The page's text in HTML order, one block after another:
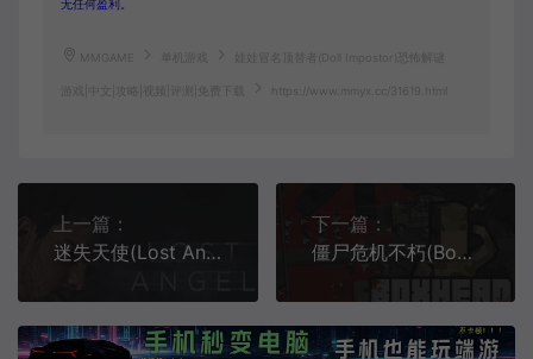
无任何盈利。
MMGAME 娃娃冒名顶替者(Doll Impostor)恐怖解谜
游戏|中文|攻略|视频|评测|免费下载 https://www.mmyx.cc/31619.html
上一篇：
迷失天使(Lost Angel)简中|PC|AVG|长篇互动FMV电影游戏
下一篇：
僵尸危机不朽(Boxhead: Immortal)简中|PC|TPS|俯视角卡通僵尸射击游戏